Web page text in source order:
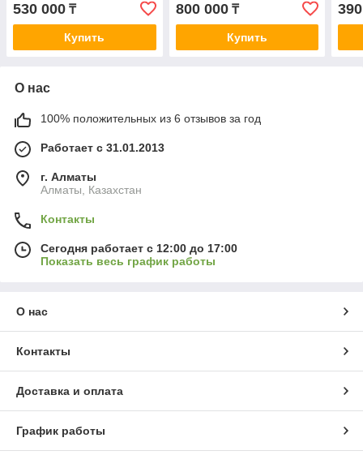
530 000 ₸
Купить
800 000₸
Купить
О нас
100% положительных из 6 отзывов за год
Работает с 31.01.2013
г. Алматы
Алматы, Казахстан
Контакты
Сегодня работает с 12:00 до 17:00
Показать весь график работы
О нас
Контакты
Доставка и оплата
График работы